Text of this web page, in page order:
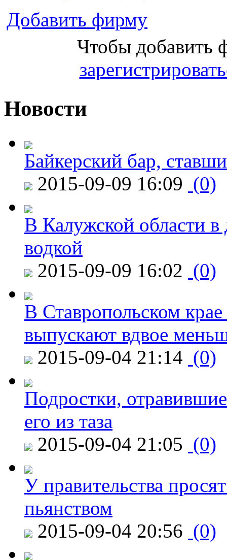
Добавить фирму
Чтобы добавить
Новости
Байкерский бар,
2015-09-09 16:09 (0)
В Калужской области в
водкой
2015-09-09 16:02 (0)
В Ставропольском
выпускают вдвое
2015-09-04 21:14 (0)
Подростки,
его из таза
2015-09-04 21:05 (0)
У правительства
пьянством
2015-09-04 20:56 (0)